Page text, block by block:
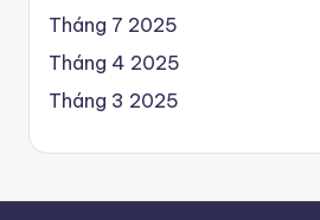
Tháng 7 2025
Tháng 4 2025
Tháng 3 2025